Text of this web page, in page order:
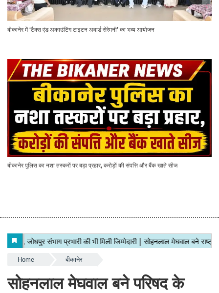
बीकानेर में ‘टैक्स एंड अकाउंटिंग टाइटन अवार्ड सेरेमनी’ का भव्य आयोजन
बीकानेर पुलिस का नशा तस्करों पर बड़ा प्रहार, करोड़ों की संपत्ति और बैंक खाते सीज
Home बीकानेर
सोहनलाल मेघवाल बने परिषद के